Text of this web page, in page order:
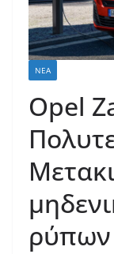
ΝΈΑ
Opel
ρύπων